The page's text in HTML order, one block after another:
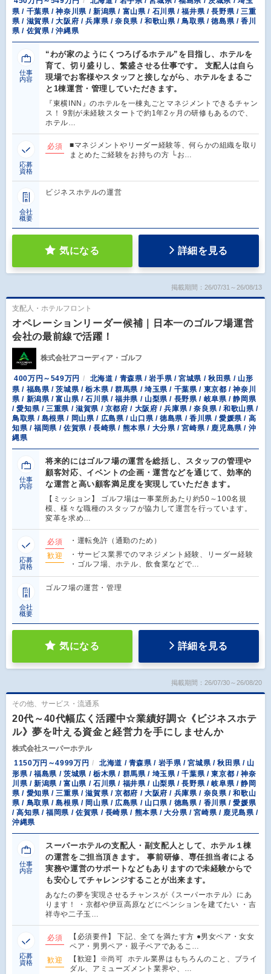
県 / 千葉県 / 神奈川県 / 新潟県 / 富山県 / 石川県 / 福井県 / 長野県 / 三重
県 / 滋賀県 / 大阪府 / 兵庫県 / 奈良県 / 和歌山県 / 鳥取県 / 徳島県 / 香川
県 / 佐賀県 / 沖縄県
仕事
内容
“わが家のようにくつろげるホテル”を目指し、ホテルを
育て、切り盛りし、繁盛させる仕事です。 支配人は自ら
現場でお客様やスタッフと接しながら、ホテルをまるご
と1棟運営・管理していただきます。
『東横INN』のホテルを一棟丸ごとマネジメントできるチャン
ス！ 9割が未経験スタートで約1年2ヶ月の研修もあるので、
ホテル…
応募
資格
必須
■マネジメントやリーダー経験等、何らかの組織を取り
まとめたご経験をお持ちの方 └お…
会社
概要
ビジネスホテルの運営
気になる 詳細を見る
掲載期間：26/07/31～26/08/13
支配人・ホテルフロント
オペレーションリーダー候補｜日本一のゴルフ場運営
会社の最前線で活躍！
株式会社アコーディア・ゴルフ
400万円～549万円
北海道 / 青森県 / 岩手県 / 宮城県 / 秋田県 / 山形
県 / 福島県 / 茨城県 / 栃木県 / 群馬県 / 埼玉県 / 千葉県 / 東京都 / 神奈川
県 / 新潟県 / 富山県 / 石川県 / 福井県 / 山梨県 / 長野県 / 岐阜県 / 静岡県
/ 愛知県 / 三重県 / 滋賀県 / 京都府 / 大阪府 / 兵庫県 / 奈良県 / 和歌山県 /
鳥取県 / 島根県 / 岡山県 / 広島県 / 山口県 / 徳島県 / 香川県 / 愛媛県 / 高
知県 / 福岡県 / 佐賀県 / 長崎県 / 熊本県 / 大分県 / 宮崎県 / 鹿児島県 / 沖
縄県
仕事
内容
将来的にはゴルフ場の運営を総括し、スタッフの管理や
顧客対応、イベントの企画・運営などを通じて、効率的
な運営と高い顧客満足度を実現していただきます。
【ミッション】 ゴルフ場は一事業所あたり約50～100名規
模、様々な職種のスタッフが協力して運営を行っています。
変革を求め…
応募
資格
必須
・運転免許（通勤のため）
歓迎
・サービス業界でのマネジメント経験、リーダー経験
・ゴルフ場、ホテル、飲食業などで…
会社
概要
ゴルフ場の運営・管理
気になる 詳細を見る
掲載期間：26/07/30～26/08/20
その他、サービス・流通系
20代～40代幅広く活躍中☆業績好調☆《ビジネスホテ
ル》夢を叶える資金と経営力を手にしませんか
株式会社スーパーホテル
1150万円～4999万円
北海道 / 青森県 / 岩手県 / 宮城県 / 秋田県 / 山
形県 / 福島県 / 茨城県 / 栃木県 / 群馬県 / 埼玉県 / 千葉県 / 東京都 / 神奈
川県 / 新潟県 / 富山県 / 石川県 / 福井県 / 山梨県 / 長野県 / 岐阜県 / 静岡
県 / 愛知県 / 三重県 / 滋賀県 / 京都府 / 大阪府 / 兵庫県 / 奈良県 / 和歌山
県 / 鳥取県 / 島根県 / 岡山県 / 広島県 / 山口県 / 徳島県 / 香川県 / 愛媛県
/ 高知県 / 福岡県 / 佐賀県 / 長崎県 / 熊本県 / 大分県 / 宮崎県 / 鹿児島県 /
沖縄県
仕事
内容
スーパーホテルの支配人・副支配人として、ホテル１棟
の運営をご担当頂きます。 事前研修、専任担当者による
実務や運営のサポートなどもありますので未経験からで
も安心してチャレンジすることが出来ます。
あなたの夢を実現させるチャンスが《スーパーホテル》にあ
ります！ ・京都や伊豆高原などにペンションを建てたい ・吉
祥寺や二子玉…
応募
資格
必須
【必須要件】 下記、全てを満たす方 ●男女ペア・女女
ペア・男男ペア・親子ペアであるこ…
歓迎
【歓迎】※尚可 ホテル業界はもちろんのこと、ブライ
ダル、アミューズメント業界や、…